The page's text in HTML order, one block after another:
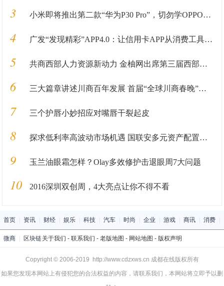
3 小米即将推出第二款“华为P30 Pro”，切勿学OPPO东施效颦
4 广发“发现精彩”APP4.0：让信用卡APP从消费工具变为生活伙伴
5 共商西部人力资源新动力 金柚网出席第三届西部人力资源服务博览会
6 三大篇章讲述川商百年发展 首届“全球川商春晚”下月启幕
7 三个护唇小妙招应对嘴唇干裂起皮
8 探求低利率高波动市场机遇 国联安多元资产配置论坛成功举办
9 玉兰油眼霜怎样？Olay多效修护击退眼周7大问题
10 2016深圳双创周，4大亮点让你不得不看
首页 资讯 财经 娱乐 科技 汽车 时尚 企业 游戏 商讯 消费
微商 区块链关于我们 - 联系我们 - 老版地图 - 网站地图 - 版权声明
Copyright © 2006-2019 http://www.cdzxws.cn 成都在线版权所有
如果您发现本网站上有侵犯您的合法权益的内容，请联系我们，本网站将立即予以删